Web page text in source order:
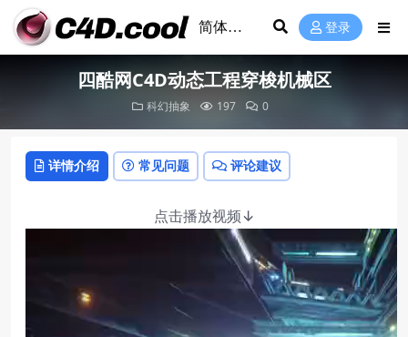
登录
四酷网C4D动态工程穿梭机械区
科幻抽象 197 0
详情介绍 常见问题 评论建议
点击播放视频↓